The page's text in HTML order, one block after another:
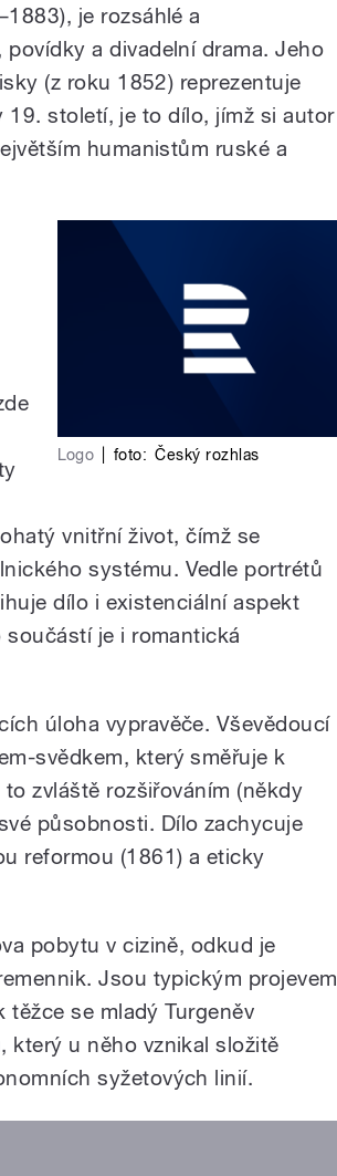
je rozsáhlé a
a divadelní drama. Jeho
(z roku 1852) reprezentuje
19. století, je to dílo, jímž si autor
humanistům ruské a
Logo foto: Český rozhlas
vnitřní život, čímž se
systému. Vedle portrétů
dílo i existenciální aspekt
je i romantická
úloha vypravěče. Vševědoucí
svědkem, který směřuje k
zvláště rozšiřováním (někdy
působnosti. Dílo zachycuje
reformou (1861) a eticky
pobytu v cizině, odkud je
Jsou typickým projevem
se mladý Turgeněv
který u něho vznikal složitě
syžetových linií.